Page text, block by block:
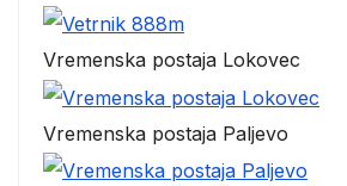
Vremenska postaja Lokovec
Vremenska postaja Paljevo